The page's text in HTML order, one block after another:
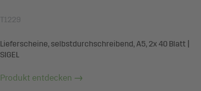
T1229
Lieferscheine, selbstdurchschreibend, A5, 2x 40 Blatt |
SIGEL
Produkt entdecken